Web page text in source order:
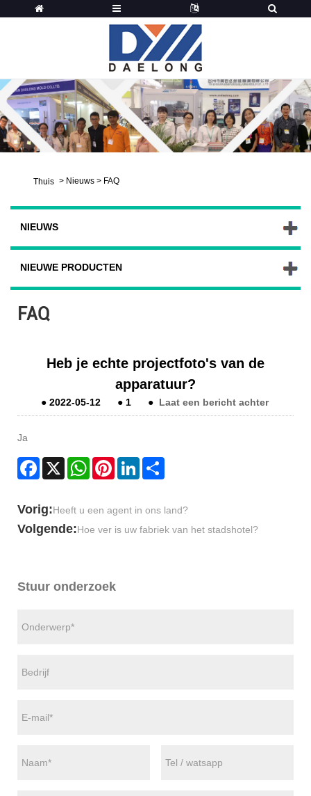
Thuis > Nieuws > FAQ
NIEUWS
NIEUWE PRODUCTEN
FAQ
Heb je echte projectfoto's van de
apparatuur?
●2022-05-12 ● 1 ● Laat een bericht achter
Ja
Facebook
X WhatsAppPinterestLinkedIn
Vorig:Heeft u een agent in ons land?
Volgende:Hoe ver is uw fabriek van het stadshotel?
Stuur onderzoek